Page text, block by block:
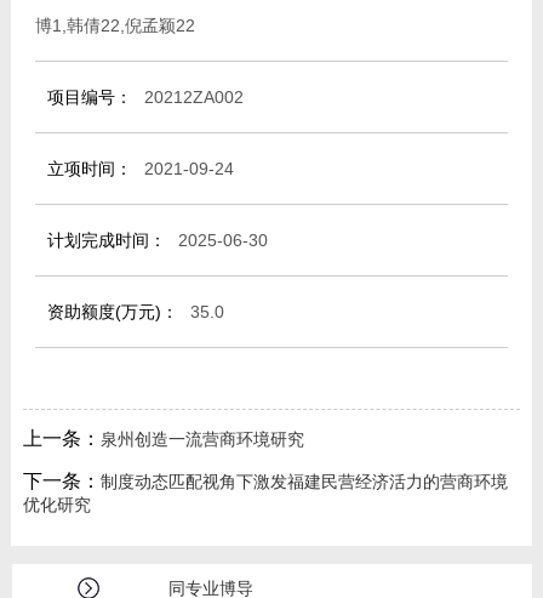
博1,韩倩22,倪孟颖22
项目编号： 20212ZA002
立项时间： 2021-09-24
计划完成时间： 2025-06-30
资助额度(万元)： 35.0
上一条： 泉州创造一流营商环境研究
下一条： 制度动态匹配视角下激发福建民营经济活力的营商环境
优化研究
同专业博导